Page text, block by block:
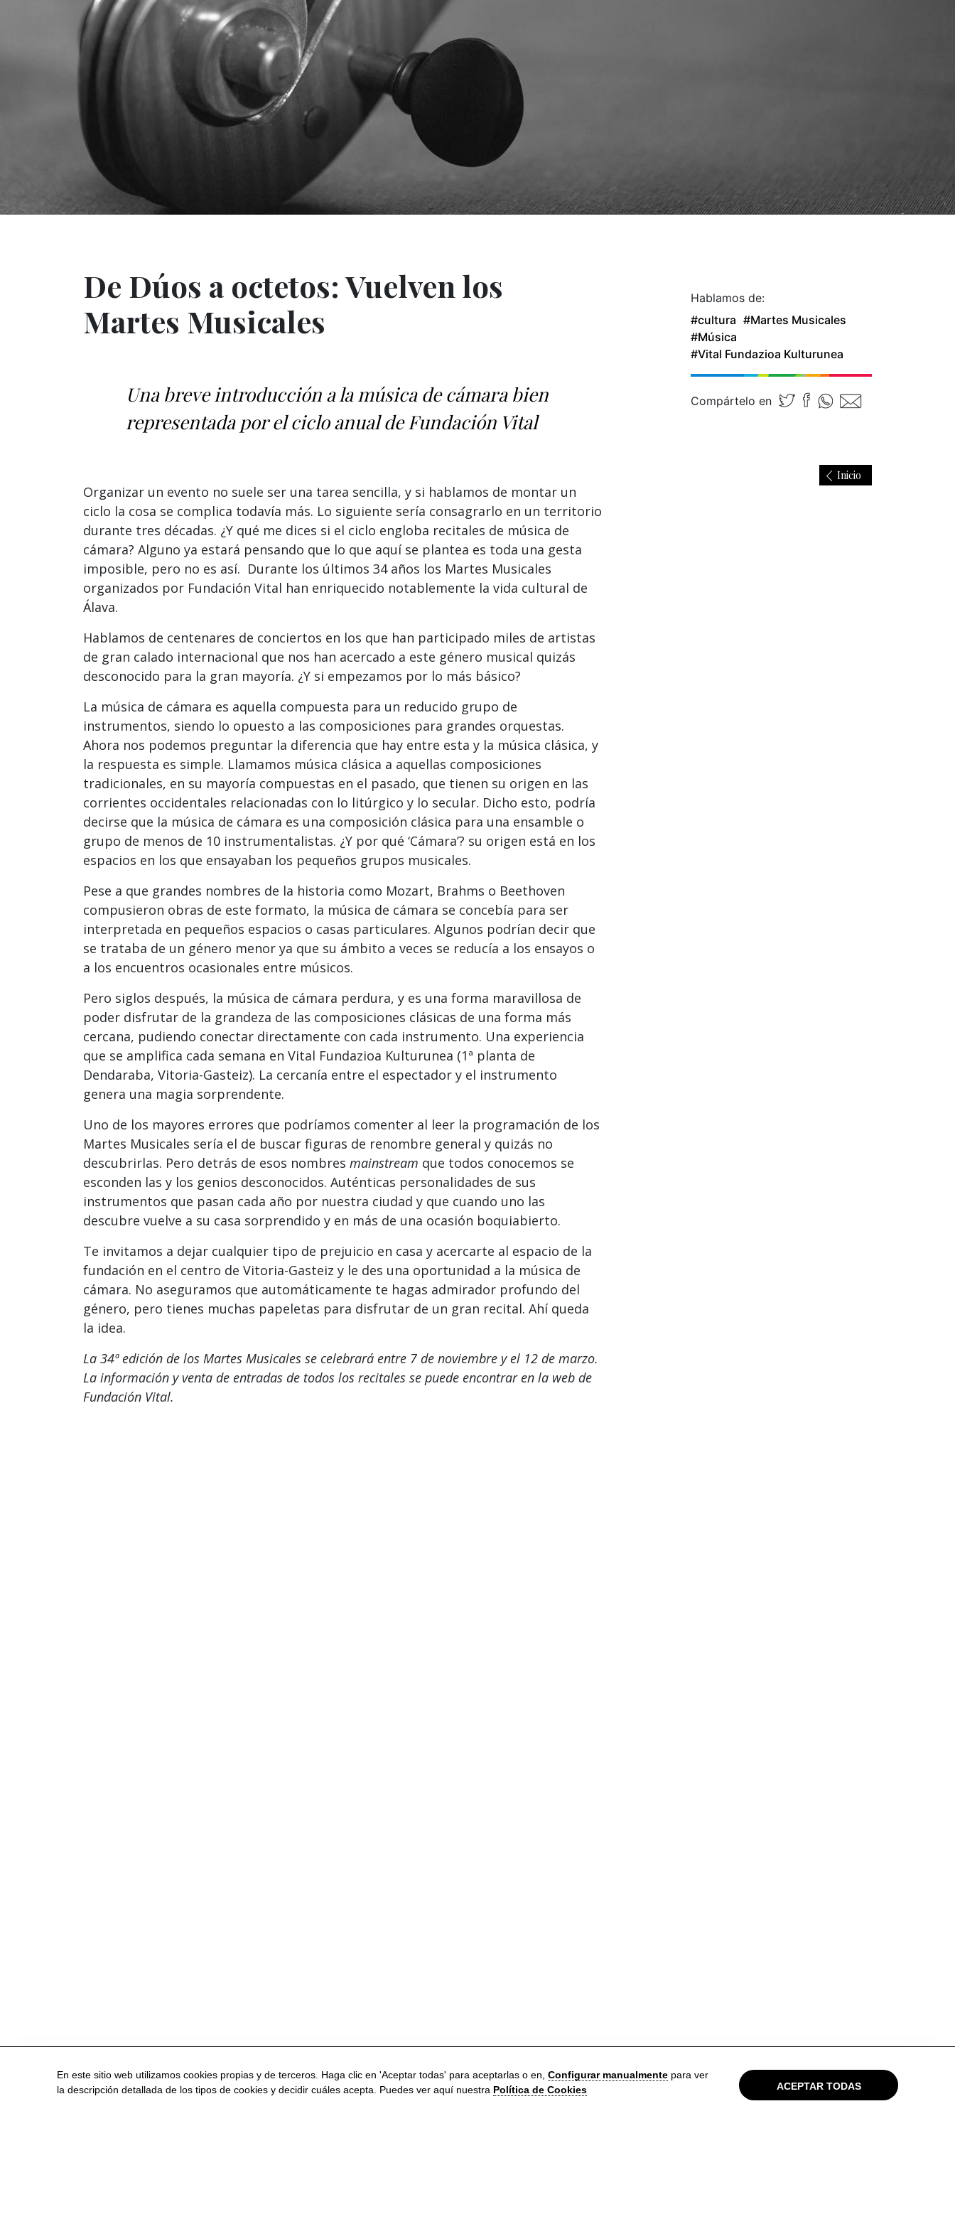
De Dúos a octetos: Vuelven los
Martes Musicales
Una breve introducción a la música de cámara bien
representada por el ciclo anual de Fundación Vital
Organizar un evento no suele ser una tarea sencilla, y si hablamos de montar un
ciclo la cosa se complica todavía más. Lo siguiente sería consagrarlo en un territorio
durante tres décadas. ¿Y qué me dices si el ciclo engloba recitales de música de
cámara? Alguno ya estará pensando que lo que aquí se plantea es toda una gesta
imposible, pero no es así. Durante los últimos 34 años los Martes Musicales
organizados por Fundación Vital han enriquecido notablemente la vida cultural de
Álava.
Hablamos de centenares de conciertos en los que han participado miles de artistas
de gran calado internacional que nos han acercado a este género musical quizás
desconocido para la gran mayoría. ¿Y si empezamos por lo más básico?
La música de cámara es aquella compuesta para un reducido grupo de
instrumentos, siendo lo opuesto a las composiciones para grandes orquestas.
Ahora nos podemos preguntar la diferencia que hay entre esta y la música clásica, y
la respuesta es simple. Llamamos música clásica a aquellas composiciones
tradicionales, en su mayoría compuestas en el pasado, que tienen su origen en las
corrientes occidentales relacionadas con lo litúrgico y lo secular. Dicho esto, podría
decirse que la música de cámara es una composición clásica para una ensamble o
grupo de menos de 10 instrumentalistas. ¿Y por qué ‘Cámara’? su origen está en los
espacios en los que ensayaban los pequeños grupos musicales.
Pese a que grandes nombres de la historia como Mozart, Brahms o Beethoven
compusieron obras de este formato, la música de cámara se concebía para ser
interpretada en pequeños espacios o casas particulares. Algunos podrían decir que
se trataba de un género menor ya que su ámbito a veces se reducía a los ensayos o
a los encuentros ocasionales entre músicos.
Pero siglos después, la música de cámara perdura, y es una forma maravillosa de
poder disfrutar de la grandeza de las composiciones clásicas de una forma más
cercana, pudiendo conectar directamente con cada instrumento. Una experiencia
que se amplifica cada semana en Vital Fundazioa Kulturunea (1ª planta de
Dendaraba, Vitoria-Gasteiz). La cercanía entre el espectador y el instrumento
genera una magia sorprendente.
Uno de los mayores errores que podríamos comenter al leer la programación de los
Martes Musicales sería el de buscar figuras de renombre general y quizás no
descubrirlas. Pero detrás de esos nombres mainstream que todos conocemos se
esconden las y los genios desconocidos. Auténticas personalidades de sus
instrumentos que pasan cada año por nuestra ciudad y que cuando uno las
descubre vuelve a su casa sorprendido y en más de una ocasión boquiabierto.
Te invitamos a dejar cualquier tipo de prejuicio en casa y acercarte al espacio de la
fundación en el centro de Vitoria-Gasteiz y le des una oportunidad a la música de
cámara. No aseguramos que automáticamente te hagas admirador profundo del
género, pero tienes muchas papeletas para disfrutar de un gran recital. Ahí queda
la idea.
La 34ª edición de los Martes Musicales se celebrará entre 7 de noviembre y el 12 de marzo.
La información y venta de entradas de todos los recitales se puede encontrar en la web de
Fundación Vital.
Hablamos de:
#cultura #Martes Musicales
#Música
#Vital Fundazioa Kulturunea
Compártelo en
Inicio